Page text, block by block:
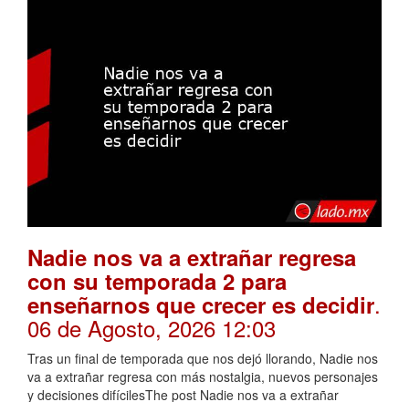
Nadie nos va a extrañar regresa
con su temporada 2 para
enseñarnos que crecer es decidir.
06 de Agosto, 2026 12:03
Tras un final de temporada que nos dejó llorando, Nadie nos
va a extrañar regresa con más nostalgia, nuevos personajes
y decisiones difícilesThe post Nadie nos va a extrañar